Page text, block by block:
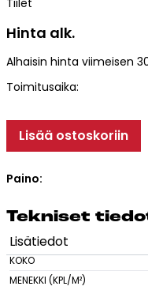
Julkisivutiilet
Tiililaatat
Aukonylitysratkaisut
Vastuullisuus
Verkkokauppa
Tulisijatarvikkeet
Hinta alk.
Alhaisin hinta viimeisen
Toimitusaika:
Lisää ostoskoriin
Paino:
Tek­ni­set
Lisätiedot
KOKO
MENEKKI (KPL/M²)